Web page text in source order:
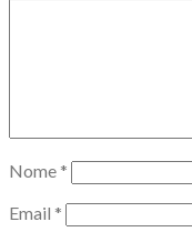
Nome *
Email *